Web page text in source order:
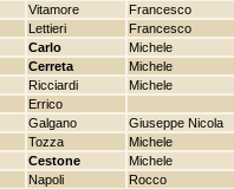
Vitamore Francesco
Lettieri Francesco
Carlo Michele
Cerreta Michele
Ricciardi Michele
Errico
Galgano Giuseppe Nicola
Tozza Michele
Cestone Michele
Napoli Rocco